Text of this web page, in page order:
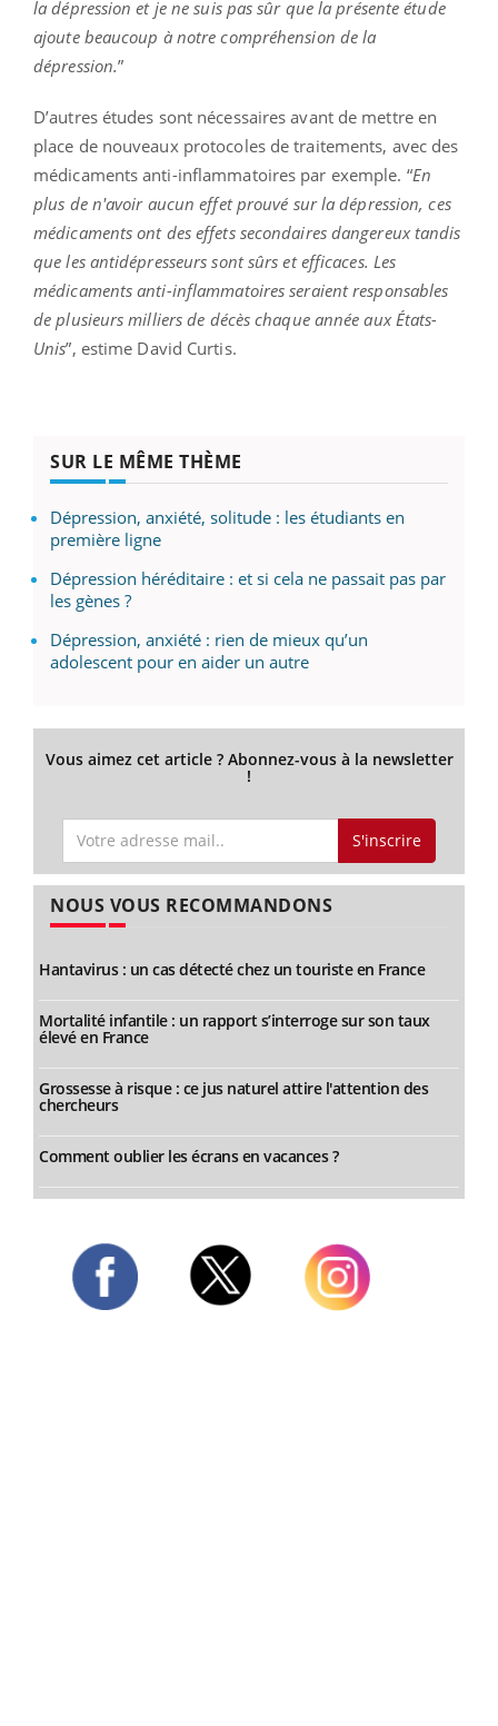
la dépression et je ne suis pas sûr que la présente étude
ajoute beaucoup à notre compréhension de la
dépression.”
D’autres études sont nécessaires avant de mettre en
place de nouveaux protocoles de traitements, avec des
médicaments anti-inflammatoires par exemple. “En
plus de n'avoir aucun effet prouvé sur la dépression, ces
médicaments ont des effets secondaires dangereux tandis
que les antidépresseurs sont sûrs et efficaces. Les
médicaments anti-inflammatoires seraient responsables
de plusieurs milliers de décès chaque année aux États-
Unis”, estime David Curtis.
SUR LE MÊME THÈME
Dépression, anxiété, solitude : les étudiants en
première ligne
Dépression héréditaire : et si cela ne passait pas par
les gènes ?
Dépression, anxiété : rien de mieux qu’un
adolescent pour en aider un autre
Vous aimez cet article ? Abonnez-vous à la newsletter
!
S'inscrire
NOUS VOUS RECOMMANDONS
Hantavirus : un cas détecté chez un touriste en France
Mortalité infantile : un rapport s’interroge sur son taux
élevé en France
Grossesse à risque : ce jus naturel attire l'attention des
chercheurs
Comment oublier les écrans en vacances ?